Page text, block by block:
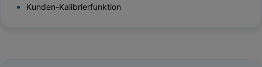
Kunden-Kalibrierfunktion